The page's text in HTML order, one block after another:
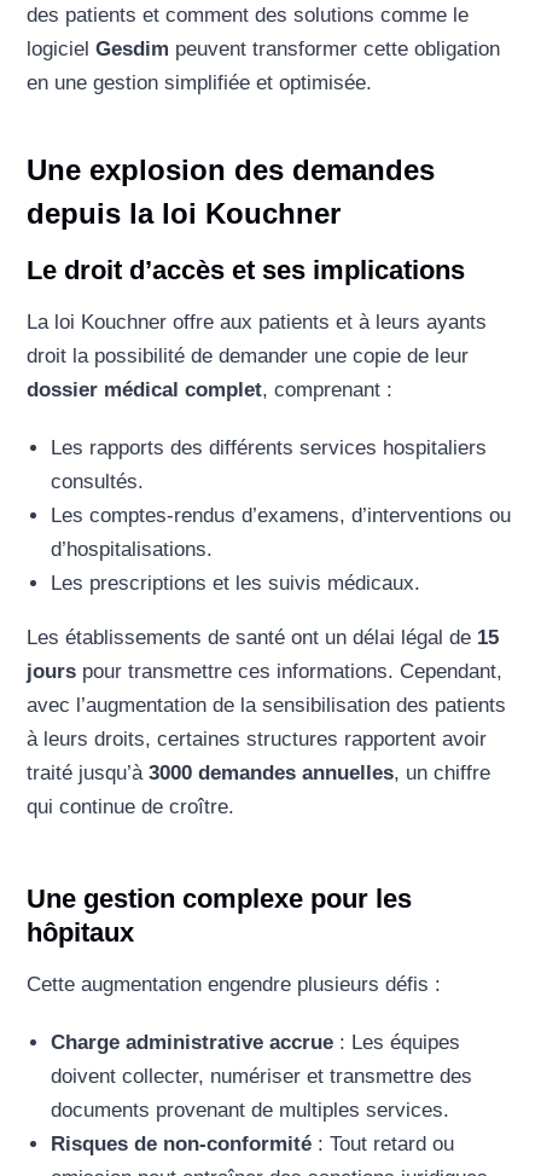
des patients et comment des solutions comme le
logiciel Gesdim peuvent transformer cette obligation
en une gestion simplifiée et optimisée.
Une explosion des demandes
depuis la loi Kouchner
Le droit d’accès et ses implications
La loi Kouchner offre aux patients et à leurs ayants
droit la possibilité de demander une copie de leur
dossier médical complet, comprenant :
Les rapports des différents services hospitaliers
consultés.
Les comptes-rendus d’examens, d’interventions ou
d’hospitalisations.
Les prescriptions et les suivis médicaux.
Les établissements de santé ont un délai légal de 15
jours pour transmettre ces informations. Cependant,
avec l’augmentation de la sensibilisation des patients
à leurs droits, certaines structures rapportent avoir
traité jusqu’à 3000 demandes annuelles, un chiffre
qui continue de croître.
Une gestion complexe pour les
hôpitaux
Cette augmentation engendre plusieurs défis :
Charge administrative accrue : Les équipes
doivent collecter, numériser et transmettre des
documents provenant de multiples services.
Risques de non-conformité : Tout retard ou